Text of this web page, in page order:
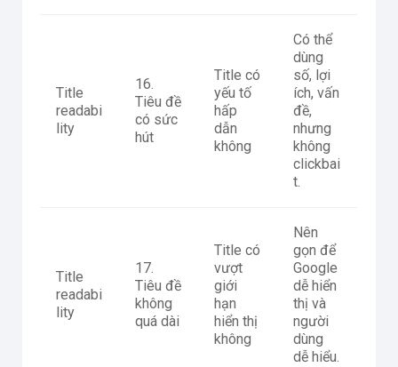
Title
readabi
lity
16.
Tiêu đề
có sức
hút
Title có
yếu tố
hấp
dẫn
không
Có thể
dùng
số, lợi
ích, vấn
đề,
nhưng
không
clickbai
t.
Title
readabi
lity
17.
Tiêu đề
không
quá dài
Title có
vượt
giới
hạn
hiển thị
không
Nên
gọn để
Google
dễ hiển
thị và
người
dùng
dễ hiểu.